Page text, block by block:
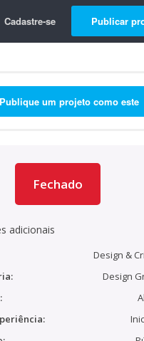
Cadastre-se Publicar
Publique um projeto como este
Fechado
adicionais
Design &
Design